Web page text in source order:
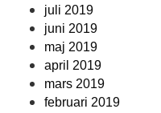
juli 2019
juni 2019
maj 2019
april 2019
mars 2019
februari 2019